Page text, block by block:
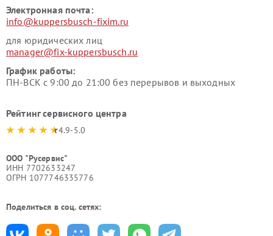
Электронная почта:
info@kuppersbusch-fixim.ru
для юридических лиц
manager@fix-kuppersbusch.ru
График работы:
ПН-ВСК с 9:00 до 21:00 без перерывов и выходных
Рейтинг сервисного центра
4.9-5.0
ООО "Русервис"
ИНН 7702633247
ОГРН 1077746335776
Поделиться в соц. сетях: